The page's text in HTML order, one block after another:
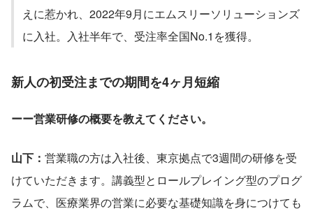
えに惹かれ、2022年9月にエムスリーソリューションズ
に入社。入社半年で、受注率全国No.1を獲得。
新人の初受注までの期間を4ヶ月短縮
ーー営業研修の概要を教えてください。
山下： 営業職の方は入社後、東京拠点で3週間の研修を受
けていただきます。講義型とロールプレイング型のプログ
ラムで、医療業界の営業に必要な基礎知識を身につけても